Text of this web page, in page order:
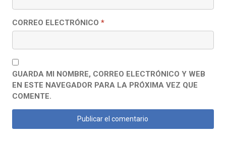
CORREO ELECTRÓNICO *
GUARDA MI NOMBRE, CORREO ELECTRÓNICO Y WEB
EN ESTE NAVEGADOR PARA LA PRÓXIMA VEZ QUE
COMENTE.